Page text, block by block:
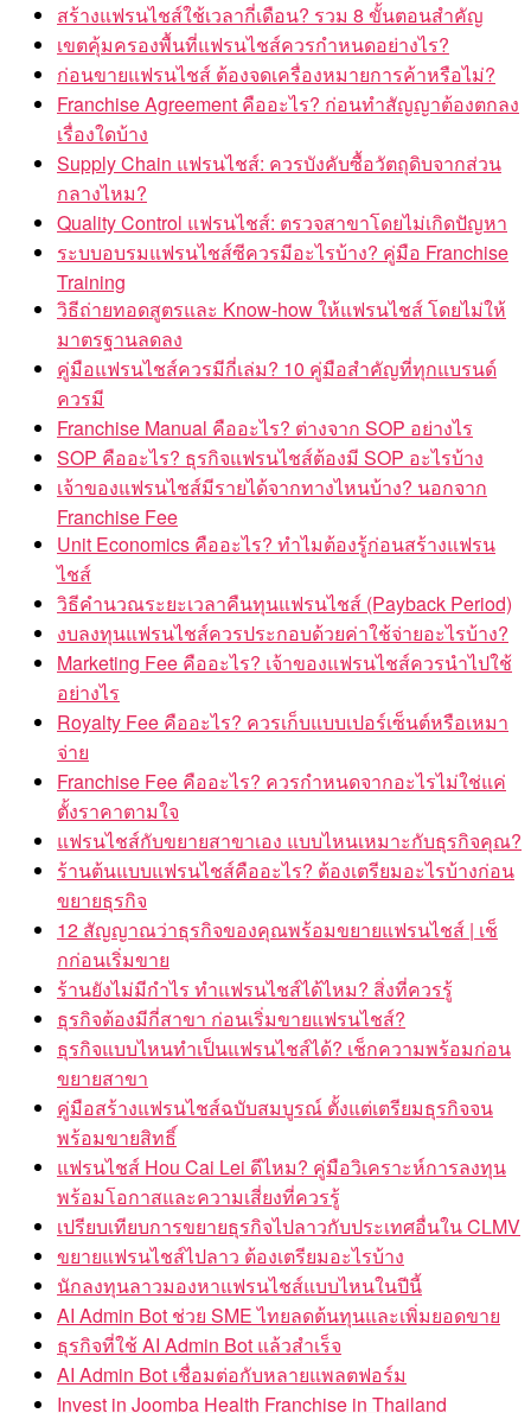
สร้างแฟรนไชส์ใช้เวลากี่เดือน? รวม 8 ขั้นตอนสำคัญ
เขตคุ้มครองพื้นที่แฟรนไชส์ควรกำหนดอย่างไร?
ก่อนขายแฟรนไชส์ ต้องจดเครื่องหมายการค้าหรือไม่?
Franchise Agreement คืออะไร? ก่อนทำสัญญาต้องตกลง
เรื่องใดบ้าง
Supply Chain แฟรนไชส์: ควรบังคับซื้อวัตถุดิบจากส่วน
กลางไหม?
Quality Control แฟรนไชส์: ตรวจสาขาโดยไม่เกิดปัญหา
ระบบอบรมแฟรนไชส์ซีควรมีอะไรบ้าง? คู่มือ Franchise
Training
วิธีถ่ายทอดสูตรและ Know-how ให้แฟรนไชส์ โดยไม่ให้
มาตรฐานลดลง
คู่มือแฟรนไชส์ควรมีกี่เล่ม? 10 คู่มือสำคัญที่ทุกแบรนด์
ควรมี
Franchise Manual คืออะไร? ต่างจาก SOP อย่างไร
SOP คืออะไร? ธุรกิจแฟรนไชส์ต้องมี SOP อะไรบ้าง
เจ้าของแฟรนไชส์มีรายได้จากทางไหนบ้าง? นอกจาก
Franchise Fee
Unit Economics คืออะไร? ทำไมต้องรู้ก่อนสร้างแฟรน
ไชส์
วิธีคำนวณระยะเวลาคืนทุนแฟรนไชส์ (Payback Period)
งบลงทุนแฟรนไชส์ควรประกอบด้วยค่าใช้จ่ายอะไรบ้าง?
Marketing Fee คืออะไร? เจ้าของแฟรนไชส์ควรนำไปใช้
อย่างไร
Royalty Fee คืออะไร? ควรเก็บแบบเปอร์เซ็นต์หรือเหมา
จ่าย
Franchise Fee คืออะไร? ควรกำหนดจากอะไรไม่ใช่แค่
ตั้งราคาตามใจ
แฟรนไชส์กับขยายสาขาเอง แบบไหนเหมาะกับธุรกิจคุณ?
ร้านต้นแบบแฟรนไชส์คืออะไร? ต้องเตรียมอะไรบ้างก่อน
ขยายธุรกิจ
12 สัญญาณว่าธุรกิจของคุณพร้อมขยายแฟรนไชส์ | เช็
กก่อนเริ่มขาย
ร้านยังไม่มีกำไร ทำแฟรนไชส์ได้ไหม? สิ่งที่ควรรู้
ธุรกิจต้องมีกี่สาขา ก่อนเริ่มขายแฟรนไชส์?
ธุรกิจแบบไหนทำเป็นแฟรนไชส์ได้? เช็กความพร้อมก่อน
ขยายสาขา
คู่มือสร้างแฟรนไชส์ฉบับสมบูรณ์ ตั้งแต่เตรียมธุรกิจจน
พร้อมขายสิทธิ์
แฟรนไชส์ Hou Cai Lei ดีไหม? คู่มือวิเคราะห์การลงทุน
พร้อมโอกาสและความเสี่ยงที่ควรรู้
เปรียบเทียบการขยายธุรกิจไปลาวกับประเทศอื่นใน CLMV
ขยายแฟรนไชส์ไปลาว ต้องเตรียมอะไรบ้าง
นักลงทุนลาวมองหาแฟรนไชส์แบบไหนในปีนี้
AI Admin Bot ช่วย SME ไทยลดต้นทุนและเพิ่มยอดขาย
ธุรกิจที่ใช้ AI Admin Bot แล้วสำเร็จ
AI Admin Bot เชื่อมต่อกับหลายแพลตฟอร์ม
Invest in Joomba Health Franchise in Thailand